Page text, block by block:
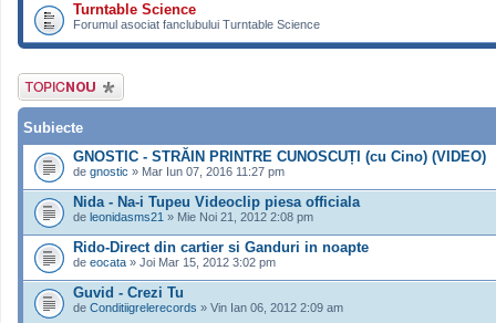
Turntable Science
Forumul asociat fanclubului Turntable Science
Scrie un subiect
nou
Subiecte
GNOSTIC - STRĂIN PRINTRE CUNOSCUȚI (cu Cino) (VIDEO)
de gnostic » Mar Iun 07, 2016 11:27 pm
Nida - Na-i Tupeu Videoclip piesa officiala
de leonidasms21 » Mie Noi 21, 2012 2:08 pm
Rido-Direct din cartier si Ganduri in noapte
de eocata » Joi Mar 15, 2012 3:02 pm
Guvid - Crezi Tu
de Conditiigrelerecords » Vin Ian 06, 2012 2:09 am